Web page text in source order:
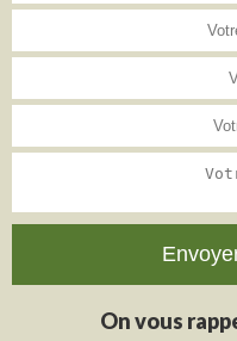
On vous